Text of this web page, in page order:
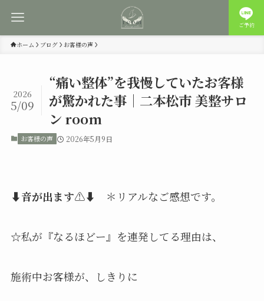
ご予約
ホーム ブログ お客様の声
“痛い整体”を我慢していたお客様
が驚かれた事｜二本松市 美整サロ
ン room
2026
5/09
お客様の声 2026年5月9日
⬇︎音が出ます⚠️⬇︎ ＊リアルなご感想です。
☆私が『なるほどー』を連発してる理由は、
施術中お客様が、しきりに